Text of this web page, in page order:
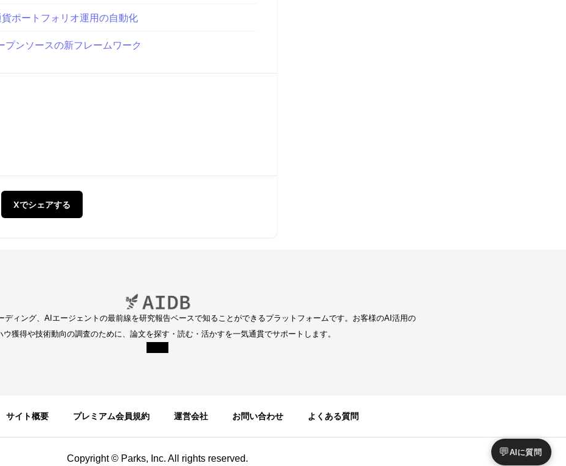
ポートフォリオ運用の自動化
ンソースの新フレームワーク
Xでシェアする
ディング、AIエージェントの最前線を研究報告ベースで知ることができるプラットフォームです。お客様のAI活用の
ウ獲得や技術動向の調査のために、論文を探す・読む・活かすを一気通貫でサポートします。
サイト概要 プレミアム会員規約 運営会社 お問い合わせ よくある質問
Copyright © Parks, Inc. All rights reserved. 💬AIに質問